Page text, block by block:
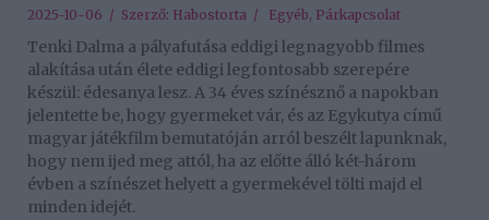
2025-10-06 / Szerző: Habostorta / Egyéb, Párkapcsolat
Tenki Dalma a pályafutása eddigi legnagyobb filmes
alakítása után élete eddigi legfontosabb szerepére
készül: édesanya lesz. A 34 éves színésznő a napokban
jelentette be, hogy gyermeket vár, és az Egykutya című
magyar játékfilm bemutatóján arról beszélt lapunknak,
hogy nem ijed meg attól, ha az előtte álló két-három
évben a színészet helyett a gyermekével tölti majd el
minden idejét.